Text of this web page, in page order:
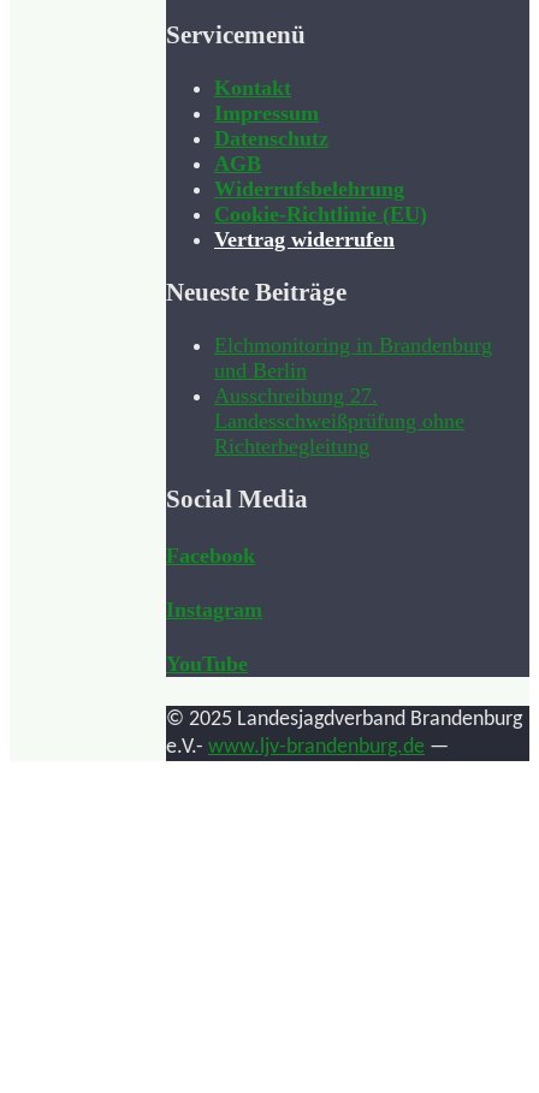
Servicemenü
Kontakt
Impressum
Datenschutz
AGB
Widerrufsbelehrung
Cookie-Richtlinie (EU)
Vertrag widerrufen
Neueste Beiträge
Elchmonitoring in Brandenburg
und Berlin
Ausschreibung 27.
Landesschweißprüfung ohne
Richterbegleitung
Social Media
Facebook
Instagram
YouTube
© 2025 Landesjagdverband Brandenburg
e.V.- www.ljv-brandenburg.de —